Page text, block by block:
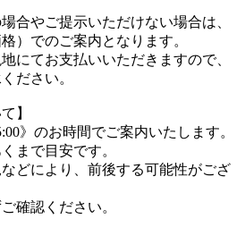
合やご提示いただけない場合は、
）でのご案内となります。
にてお支払いいただきますので、
ださい。
】
》のお時間でご案内いたします。
まで目安です。
どにより、前後する可能性がござ
確認ください。